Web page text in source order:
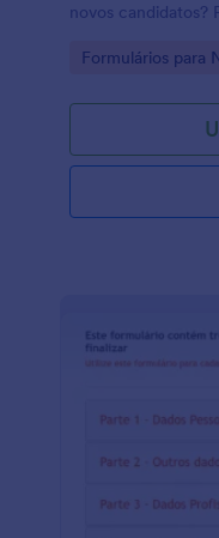
novos candidatos?
candidatos a uma
formação e
Go to Category:
Formulários para